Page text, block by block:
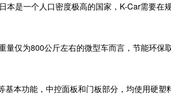
是一个人口密度极高的国家，K-Car需要在
仅为800公斤左右的微型车而言，节能环保
本功能，中控面板和门板部分，均使用硬塑